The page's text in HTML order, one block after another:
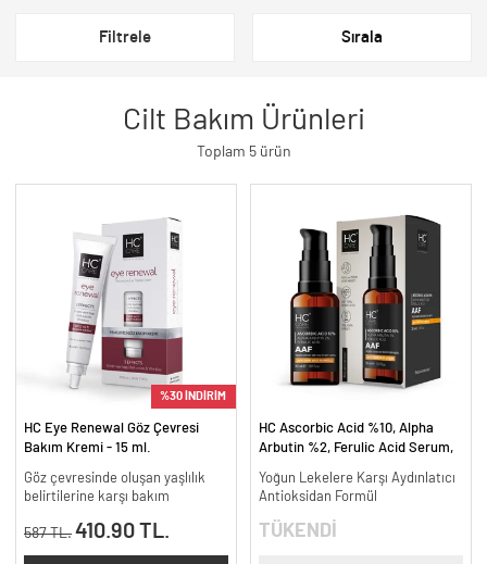
Filtrele Sırala
Cilt Bakım Ürünleri
Toplam 5 ürün
%30 İNDİRİM
HC Eye Renewal Göz Çevresi
Bakım Kremi - 15 ml.
Göz çevresinde oluşan yaşlılık
belirtilerine karşı bakım
587 TL. 410.90 TL.
HC Ascorbic Acid %10, Alpha
Arbutin %2, Ferulic Acid Serum,
ml.
Yoğun Lekelere Karşı Aydınlatıcı
Antioksidan Formül
TÜKENDİ